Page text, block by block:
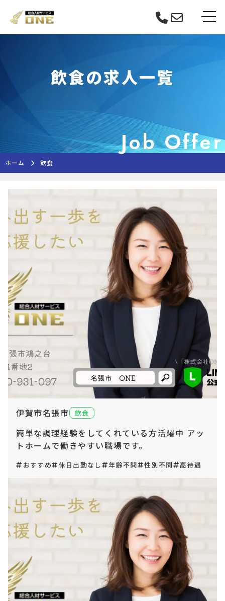
to
飲食の求人一覧
Job Offer
ホーム 飲食
伊賀市名張市 飲食
簡単な調理経験をしてくれている方活躍中 アッ
トホームで働きやすい職場です。
おすすめ 休日出勤なし 年齢不問 性別不問 高待遇